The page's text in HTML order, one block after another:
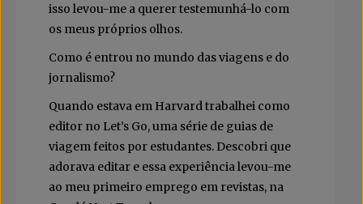
isso levou-me a querer testemunhá-lo com
os meus próprios olhos.
Como é entrou no mundo das viagens e do
jornalismo?
Quando estava em Harvard trabalhei como
editor no Let’s Go, uma série de guias de
viagem feitos por estudantes. Descobri que
adorava editar e essa experiência levou-me
ao meu primeiro emprego em revistas, na